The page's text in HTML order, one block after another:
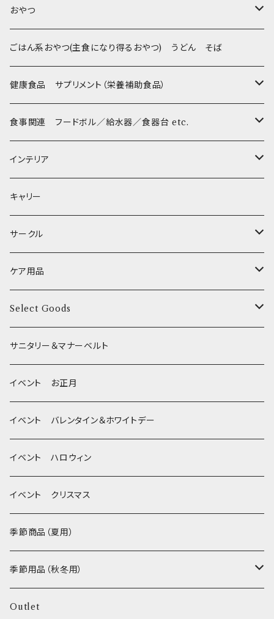
Sサイズ(テープ幅1.5cm) _ ハーネス&リードセット
XSサイズ(テープ幅1.0cm) _ ハーネス&リードセット
XSサイズ(テープ幅1.0cm) _ 首輪
Collar & Leash - XS（超小型犬・幼犬用）
Harness & Leash - XS（超小型犬･幼犬用）
フントヒュッテオリジナル Woven
Harness & Leash - XS
Collar & Leash Set - S
セレクト
幼犬・超小型犬用 _ 幅1.0cm
小型犬用 _ 幅1.5cm
flexi フレキシリード(伸縮リード)
ライト
etc.
BESTEVER / ベストエバー
iDog&iCat
ぬいぐるみ
ラテックスTOY
PomPreece / ポンポリース
デンタル
etc.
BITE ME
おやつ
Bon・rupa(ボンルパ)
京
Bonpuchi
職人の味
ジャーキー
和菓子
愛犬の健康おやつ
POCHETINO
etc.
季節限定 お正月
季節限定 バレンタイン&ホワイトデー
季節限定 夏
季節限定 ハロウィン
季節限定 クリスマス
Wonderful Kitchen / (旧)P-ball
MEAT
FISH
グルテンフリー！ _ DOG TREE
ヒマラヤチーズ！ _ loasis
わんのはな
エリール
O.C.Farm
ごはん系おやつ(主食になり得るおやつ) うどん そば
健康食品 サプリメント（栄養補助食品）
涙やけ対策
健康維持
食糞防止
食事関連 フードボル／給水器／食器台 etc.
フードボウル
給水器
食器台
インテリア
カドラー／ベッド
トイレ
キャリー
サークル
サークル
サークルカバー
ケア用品
ブラシ類
デンタルケア
除菌・抗菌・消臭
耳
静電気防止スプレー
Select Goods
Bichon Frise
サニタリー＆マナーベルト
イベント お正月
イベント バレンタイン＆ホワイトデー
イベント ハロウィン
イベント クリスマス
季節商品（夏用）
季節用品（秋冬用）
ヒーター
Outlet